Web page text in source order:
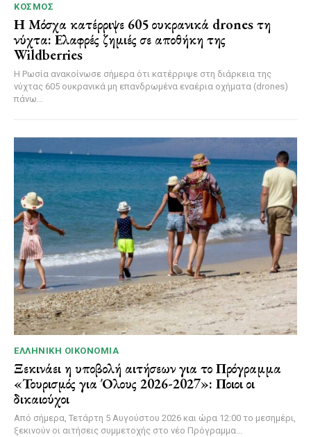
ΚΌΣΜΟΣ
Η Μόσχα κατέρριψε 605 ουκρανικά drones τη
νύχτα: Ελαφρές ζημιές σε αποθήκη της
Wildberries
Η Ρωσία ανακοίνωσε σήμερα ότι κατέρριψε στη διάρκεια της
νύχτας 605 ουκρανικά μη επανδρωμένα εναέρια οχήματα (drones)
πάνω...
ΕΛΛΗΝΙΚΉ ΟΙΚΟΝΟΜΊΑ
Ξεκινάει η υποβολή αιτήσεων για το Πρόγραμμα
«Τουρισμός για Όλους 2026-2027»: Ποιοι οι
δικαιούχοι
Από σήμερα, Τετάρτη 5 Αυγούστου 2026 και ώρα 12:00 το μεσημέρι,
ξεκινούν οι αιτήσεις συμμετοχής στο νέο Πρόγραμμα...